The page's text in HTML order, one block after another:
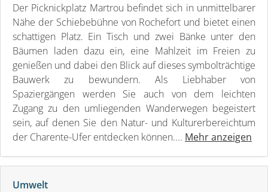
Der Picknickplatz Martrou befindet sich in unmittelbarer
Nähe der Schiebebühne von Rochefort und bietet einen
schattigen Platz. Ein Tisch und zwei Bänke unter den
Bäumen laden dazu ein, eine Mahlzeit im Freien zu
genießen und dabei den Blick auf dieses symbolträchtige
Bauwerk zu bewundern. Als Liebhaber von
Spaziergängen werden Sie auch von dem leichten
Zugang zu den umliegenden Wanderwegen begeistert
sein, auf denen Sie den Natur- und Kulturerbereichtum
der Charente-Ufer entdecken können.... Mehr anzeigen
Umwelt